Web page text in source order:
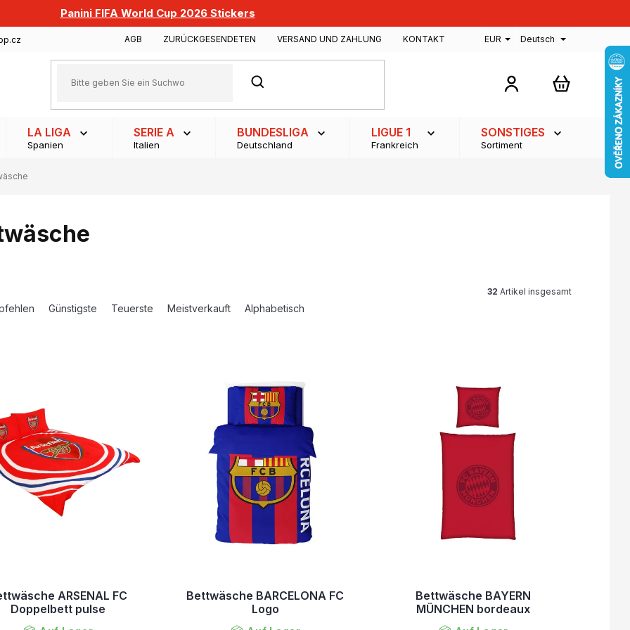
Panini FIFA World Cup 2026 Stickers
AGB ZURÜCKGESENDETEN VERSAND UND ZAHLUNG KONTAKT EUR Deutsch
SUCHEN
LA LIGA
Spanien
SERIE A
Italien
BUNDESLIGA
Deutschland
LIGUE 1
Frankreich
SONSTIGES
Sortiment
Günstigste Teuerste Meistverkauft Alphabetisch
32 Artikel insgesamt
ARSENAL FC
Doppelbett pulse
Bettwäsche BARCELONA FC
Logo
Bettwäsche BAYERN
MÜNCHEN bordeaux